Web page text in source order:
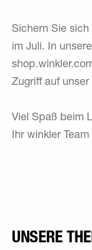
Sichern Sie
im Juli. In
Zugriff auf
Viel Spaß beim
Ihr winkler Team
UNSERE